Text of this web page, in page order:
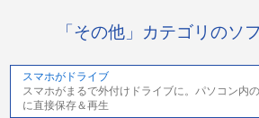
「その他」カテゴリのソ
スマホがドライブ
スマホがまるで外付けドライブに。パソコン内
に直接保存＆再生